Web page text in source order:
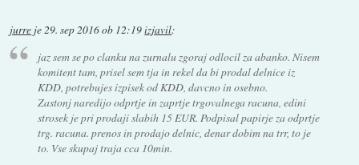
jurre je29. sep 2016 ob 12:19izjavil:
jaz sem se po clanku na zurnalu zgoraj odlocil za abanko. Nisem
komitent tam, prisel sem tja in rekel da bi prodal delnice iz
KDD, potrebujes izpisek od KDD, davcno in osebno.
Zastonj naredijo odprtje in zaprtje trgovalnega racuna, edini
strosek je pri prodaji slabih 15 EUR. Podpisal papirje za odprtje
trg. racuna. prenos in prodajo delnic, denar dobim na trr, to je
to. Vse skupaj traja cca 10min.